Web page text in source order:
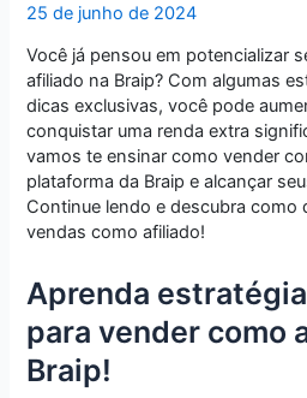
25 de junho de 2024
Você já pensou em potencializar
afiliado na Braip? Com algumas
dicas exclusivas, você pode
conquistar uma renda extra
vamos te ensinar como vender
plataforma da Braip e alcançar
Continue lendo e descubra como
vendas como afiliado!
Aprenda
para vender como
Braip!